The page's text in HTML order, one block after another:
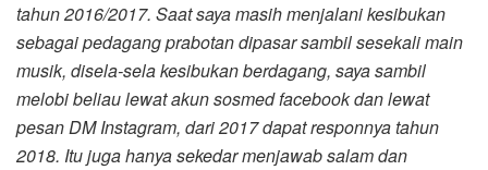
tahun 2016/2017. Saat saya masih menjalani kesibukan
sebagai pedagang prabotan dipasar sambil sesekali main
musik, disela-sela kesibukan berdagang, saya sambil
melobi beliau lewat akun sosmed facebook dan lewat
pesan DM Instagram, dari 2017 dapat responnya tahun
2018. Itu juga hanya sekedar menjawab salam dan